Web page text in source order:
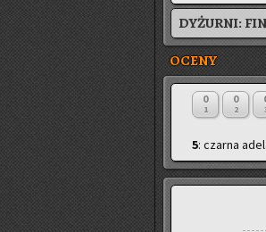
DYŻURNI:
OCENY
0
1
0
2
5: czarna